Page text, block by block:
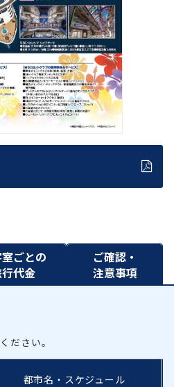
ごとの
代金
ご確認・
注意事項
ださい。
都市名・スケジュール